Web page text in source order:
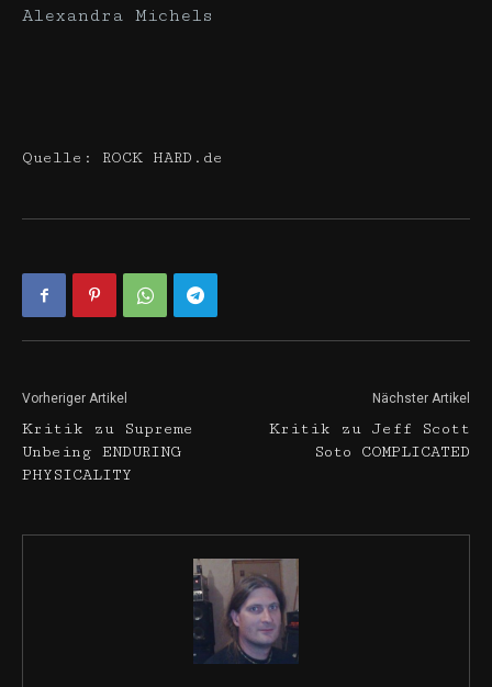
Alexandra Michels
Quelle: ROCK HARD.de
Vorheriger Artikel
Kritik zu Supreme
Unbeing ENDURING
PHYSICALITY
Nächster Artikel
Kritik zu Jeff Scott
Soto COMPLICATED